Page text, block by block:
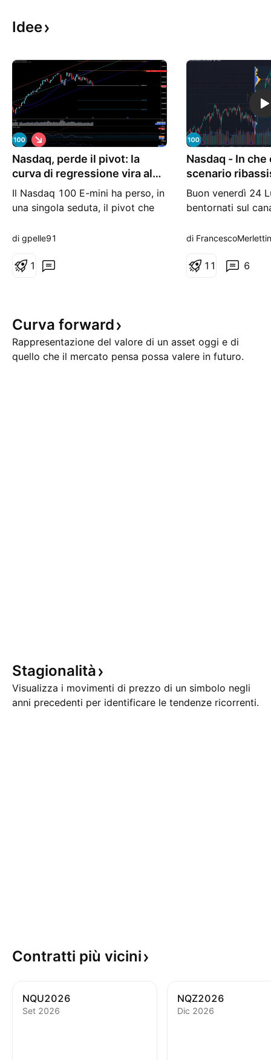
Idee
Nasdaq, perde il pivot: la
curva di regressione vira al
ribassso
Il Nasdaq 100 E-mini ha perso, in
una singola seduta, il pivot che
spartiacque psicologico ed
chiudendo venerdì a 28.282,25
mercato. È un dettaglio che me
S
h
o
t
di gpelle91
1
Nasdaq - In che
scenario
invalidato?
Buon venerdì 24
bentornati sul
di ieri. Mi è stato
volumetrico e di
di
6
1 1
Curva forward
Rappresentazione del valore di un asset oggi e di
quello che il mercato pensa possa valere in futuro.
Stagionalità
Visualizza i movimenti di prezzo di un simbolo negli
anni precedenti per identificare le tendenze ricorrenti.
Contratti più vicini
NQU2026
Set 2026
NQZ2026
Dic 2026